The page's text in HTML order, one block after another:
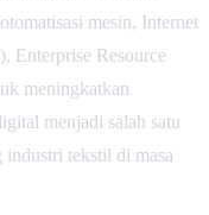
mesin, Internet
Resource
meningkatkan
menjadi salah satu
industri tekstil di masa